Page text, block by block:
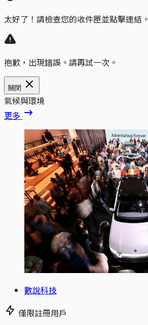
太好了！請檢查您的收件匣並點擊連結。
抱歉，出現錯誤。請再試一次。
關閉
氣候與環境
更多
數說科技
僅限註冊用戶